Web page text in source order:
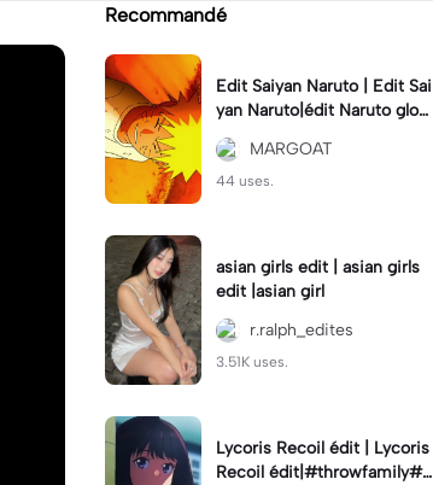
Recommandé
Edit Saiyan Naruto | Edit Sai
yan Naruto|édit Naruto glow
up
MARGOAT
44 uses.
asian girls edit | asian girls
edit |asian girl
r.ralph_edites
3.51K uses.
Lycoris Recoil édit | Lycoris
Recoil édit|#throwfamily#